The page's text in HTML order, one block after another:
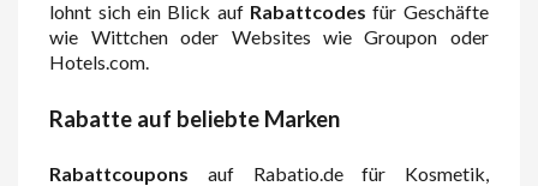
lohnt sich ein Blick auf Rabattcodes für Geschäfte
wie Wittchen oder Websites wie Groupon oder
Hotels.com.
Rabatte auf beliebte Marken
Rabattcoupons auf Rabatio.de für Kosmetik,